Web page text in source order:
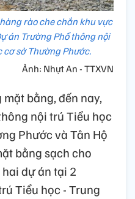
rào che chắn khu vực
án Trường Phổ thông nội
cơ sở Thường Phước.
Ảnh: Nhựt An - TTXVN
bằng, đến nay,
nội trú Tiểu học
Phước và Tân Hộ
bằng sạch cho
dự án tại 2
Tiểu học - Trung